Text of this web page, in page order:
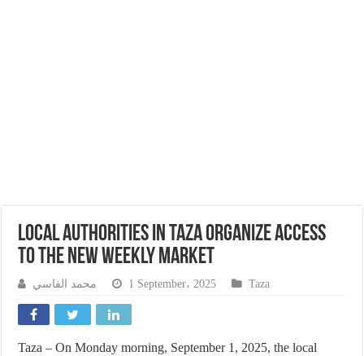
Local Authorities in Taza Organize Access
to the New Weekly Market
محمد الفاسي 1 September، 2025 Taza
Taza – On Monday morning, September 1, 2025, the local